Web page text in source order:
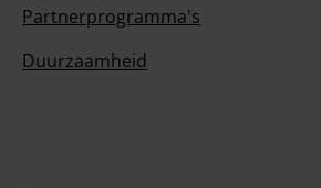
Partnerprogramma's
Duurzaamheid